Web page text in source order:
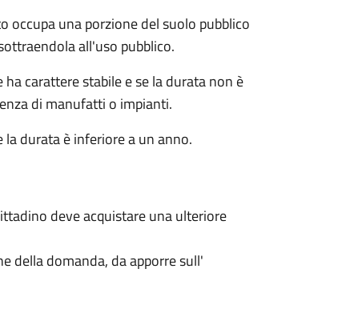
occupa una porzione del suolo pubblico
all'uso pubblico.
carattere stabile e se la durata non è
di manufatti o impianti.
la durata è inferiore a un anno.
deve acquistare una ulteriore
della domanda, da apporre sull'